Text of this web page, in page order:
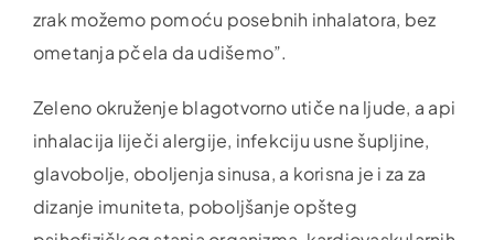
zrak možemo pomoću posebnih inhalatora, bez
ometanja pčela da udišemo”.
Zeleno okruženje blagotvorno utiče na ljude, a api
inhalacija liječi alergije, infekciju usne šupljine,
glavobolje, oboljenja sinusa, a korisna je i za za
dizanje imuniteta, poboljšanje opšteg